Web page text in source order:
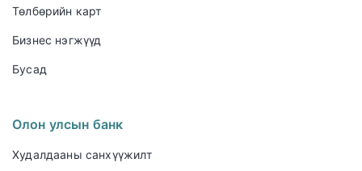
Төлбөрийн карт
Бизнес нэгжүүд
Бусад
Олон улсын банк
Худалдааны санхүүжилт